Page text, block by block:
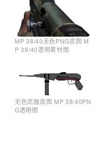
MP 38/40无色PNG底图 M
P 38/40透明素材图
无色武器底图 MP 38/40PN
G透明图